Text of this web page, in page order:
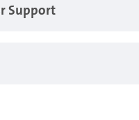
Support